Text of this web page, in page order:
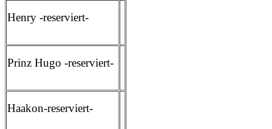
Henry -reserviert-
Prinz Hugo -reserviert-
Haakon-reserviert-